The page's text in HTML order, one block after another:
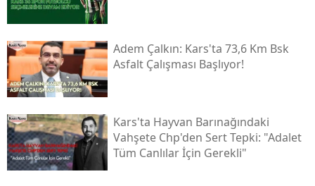
Adem Çalkın: Kars'ta 73,6 Km Bsk
Asfalt Çalışması Başlıyor!
Kars'ta Hayvan Barınağındaki
Vahşete Chp'den Sert Tepki: "adalet
Tüm Canlılar İçin Gerekli"